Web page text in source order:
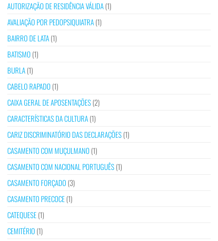
AUTORIZAÇÃO DE RESIDÊNCIA VÁLIDA(1)
AVALIAÇÃO POR PEDOPSIQUIATRA(1)
BAIRRO DE LATA(1)
BATISMO (1)
BURLA(1)
CABELO RAPADO (1)
CAIXA GERAL DE APOSENTAÇÕES(2)
CARACTERÍSTICAS DA CULTURA(1)
CARIZ DISCRIMINATÓRIO DAS DECLARAÇÕES(1)
CASAMENTO COM MUÇULMANO (1)
CASAMENTO COM NACIONAL PORTUGUÊS(1)
CASAMENTO FORÇADO (3)
CASAMENTO PRECOCE(1)
CATEQUESE(1)
CEMITÉRIO (1)